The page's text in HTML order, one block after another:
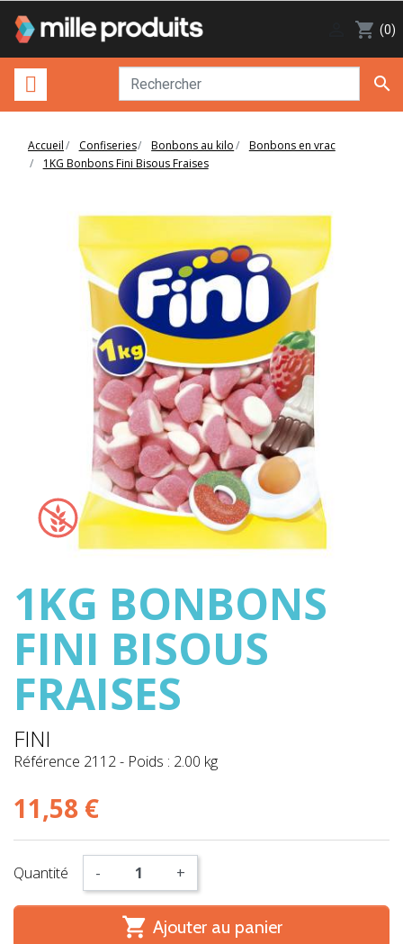
shopping_cart (0)

Accueil Confiseries Bonbons au kilo
Bonbons en vrac
1KG Bonbons Fini Bisous Fraises
1KG BONBONS
FINI BISOUS
FRAISES
FINI
Référence 2112- Poids : 2.00 kg
11,58 €
Quantité - +
 Ajouter au panier